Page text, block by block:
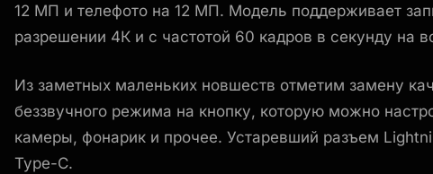
12 МП и телефото на 12 МП. Модель поддерживает
разрешении 4К и с частотой 60 кадров в секунду на
Из заметных маленьких новшеств отметим замену
беззвучного режима на кнопку, которую можно
камеры, фонарик и прочее. Устаревший разъем
Type-C.